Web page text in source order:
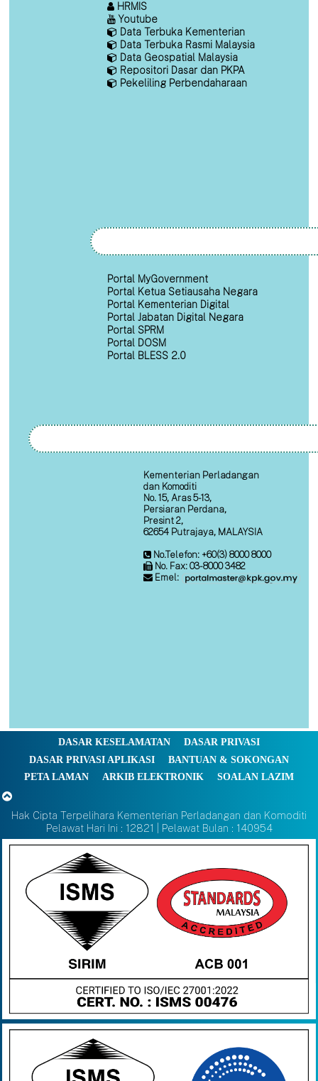
HRMIS
Youtube
Data Terbuka Kementerian
Data Terbuka Rasmi Malaysia
Data Geospatial Malaysia
Repositori Dasar dan PKPA
Pekeliling Perbendaharaan
Portal MyGovernment
Portal Ketua Setiausaha Negara
Portal Kementerian Digital
Portal Jabatan Digital Negara
Portal SPRM
Portal DOSM
Portal BLESS 2.0
Kementerian Perladangan
dan Komoditi
No. 15, Aras 5-13,
Persiaran Perdana,
Presint 2,
62654 Putrajaya, MALAYSIA
No.Telefon: +60(3) 8000 8000
No. Fax: 03-8000 3482
Emel:
DASAR KESELAMATAN
DASAR PRIVASI
DASAR PRIVASI APLIKASI
BANTUAN & SOKONGAN
PETA LAMAN
ARKIB ELEKTRONIK SOALAN LAZIM
Hak Cipta Terpelihara Kementerian Perladangan dan Komoditi
Pelawat Hari Ini : 12821 | Pelawat Bulan : 140954